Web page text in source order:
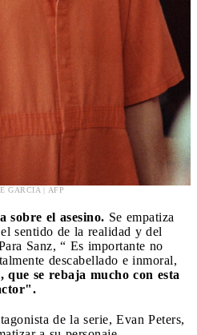
GARCIA | AFP
sobre el asesino. Se empatiza
sentido de la realidad y del
Sanz, “ Es importante no
descabellado e inmoral,
se rebaja mucho con esta
de la serie, Evan Peters,